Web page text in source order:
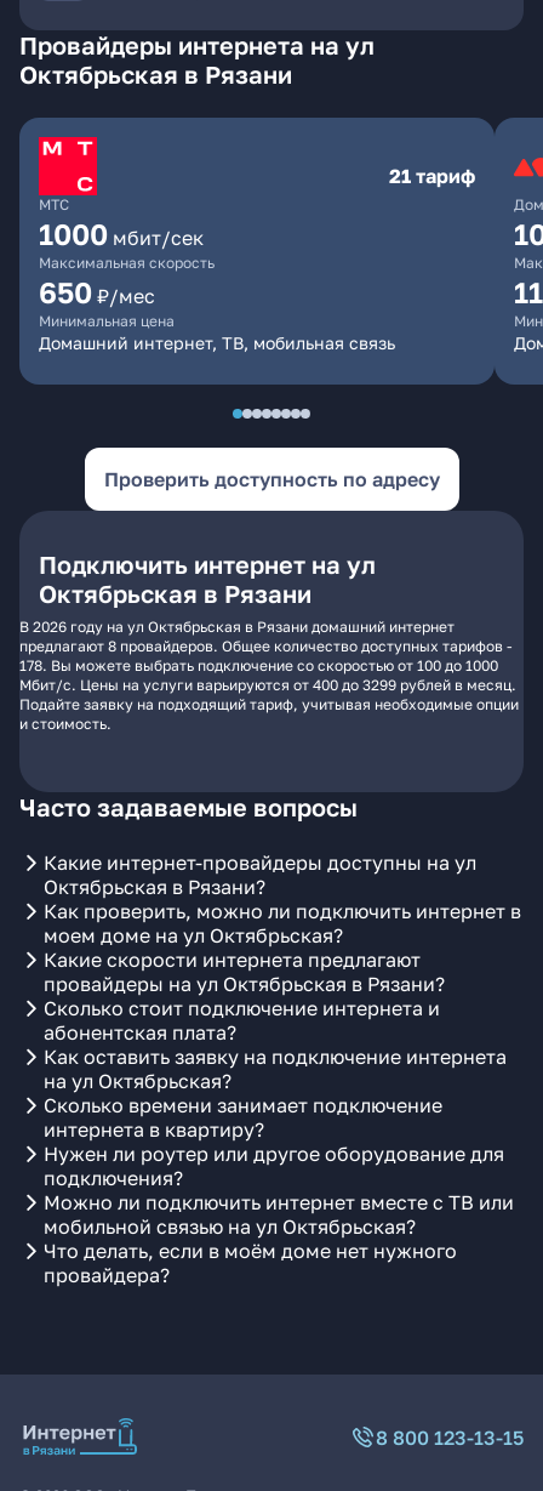
Провайдеры интернета на ул
Октябрьская в Рязани
МТС
21 тариф
1000 мбит/сек
Максимальная скорость
650 ₽/мес
Минимальная цена
Домашний интернет, ТВ, мобильная связь
Проверить доступность по адресу
Подключить интернет на ул
Октябрьская в Рязани
В 2026 году на ул Октябрьская в Рязани домашний интернет
предлагают 8 провайдеров. Общее количество доступных тарифов -
178. Вы можете выбрать подключение со скоростью от 100 до 1000
Мбит/с. Цены на услуги варьируются от 400 до 3299 рублей в месяц.
Подайте заявку на подходящий тариф, учитывая необходимые опции
и стоимость.
Часто задаваемые вопросы
Какие интернет-провайдеры доступны на ул
Октябрьская в Рязани?
Как проверить, можно ли подключить интернет в
моем доме на ул Октябрьская?
Какие скорости интернета предлагают
провайдеры на ул Октябрьская в Рязани?
Сколько стоит подключение интернета и
абонентская плата?
Как оставить заявку на подключение интернета
на ул Октябрьская?
Сколько времени занимает подключение
интернета в квартиру?
Нужен ли роутер или другое оборудование для
подключения?
Можно ли подключить интернет вместе с ТВ или
мобильной связью на ул Октябрьская?
Что делать, если в моём доме нет нужного
провайдера?
8 800 123-13-15